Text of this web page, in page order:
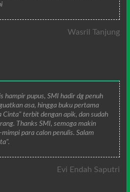
Wasril Tanjung
hampir pupus, SMI hadir dg penuh
asa, hingga buku pertama
Cinta" terbit dengan apik, dan sudah
Thanks SMI, semoga makin
para calon penulis. Salam
Evi Endah Saputri